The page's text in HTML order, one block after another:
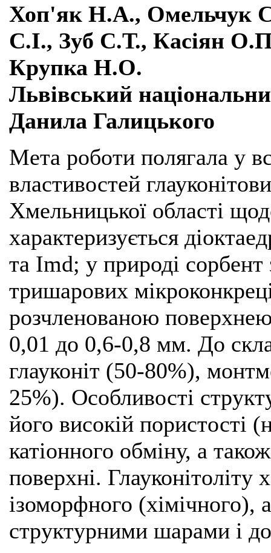
Хоп'як Н.А., Омельчук
С.І., Зуб С.Т., Касіян
Крупка Н.О.
Львівський
Данила Галицького
Мета роботи полягала у
властивостей
Хмельницької області
характеризується
та Imd; у природі сорбент
тришарових
розчленованою
0,01 до 0,6-0,8 мм. До
глауконіт (50-80%),
25%). Особливості
його високій пористості
катіонного обміну, а
поверхні. Глауконітоліту
ізоморфного (хімічного),
структурними шарами і